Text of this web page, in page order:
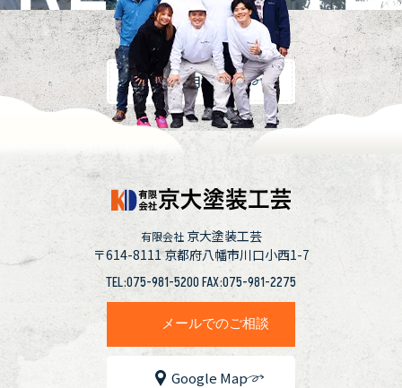
採用情報
有限会社 京大塗装工芸
〒614-8111京都府八幡市川口小西1-7
TEL:075-981-5200 FAX:075-981-2275
メールでのご相談
Google Map